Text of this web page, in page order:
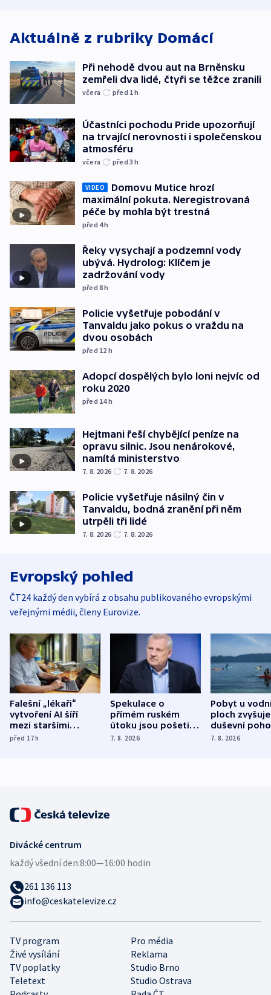
Aktuálně z rubriky Domácí
Při nehodě dvou aut na Brněnsku
zemřeli dva lidé, čtyři se těžce zranili
včera před 1h
Účastníci pochodu Pride upozorňují
na trvající nerovnosti i společenskou
atmosféru
včera před 3h
VIDEO
Domovu Mutice hrozí
maximální pokuta. Neregistrovaná
péče by mohla být trestná
před 4h
Řeky vysychají a podzemní vody
ubývá. Hydrolog: Klíčem je
zadržování vody
před 8h
Policie vyšetřuje pobodání v
Tanvaldu jako pokus o vraždu na
dvou osobách
před 12 h
Adopcí dospělých bylo loni nejvíc od
roku 2020
před 14h
Hejtmani řeší chybějící peníze na
opravu silnic. Jsou nenárokové,
namítá ministerstvo
7. 8. 2026 7. 8. 2026
Policie vyšetřuje násilný čin v
Tanvaldu, bodná zranění při něm
utrpěli tři lidé
7. 8. 2026 7. 8. 2026
Evropský pohled
ČT24 každý den vybírá z obsahu publikovaného evropskými
veřejnými médii, členy Eurovize.
Falešní „lékaři“
vytvoření AI šíří
mezi staršími
Poláky nebezpečné
před 17h
Spekulace o
přímém ruském
útoku jsou pošetilé,
míní estonský
7. 8. 2026
Pobyt u
ploch zvyšuje
duševní
ukázala
7. 8. 2026
TV program
Pro média
Živé vysílání
Reklama
TV poplatky
Studio Brno
Teletext
Studio Ostrava
Divácké centrum
každý všední den:8:00—16:00 hodin
261 136 113
info@ceskatelevize.cz